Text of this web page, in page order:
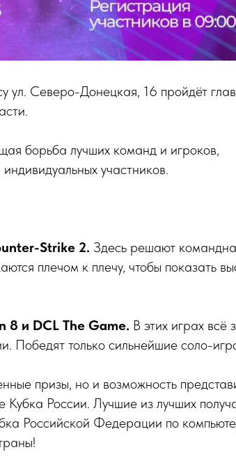
ул. Северо-Донецкая, 16 пройдёт
борьба лучших команд и игроков,
участников.
Strike 2. Здесь решают
плечом к плечу, чтобы показать
8 и DCL The Game. В этих играх всё
Победят только сильнейшие соло-
призы, но и возможность
Кубка России. Лучшие из лучших
Российской Федерации по